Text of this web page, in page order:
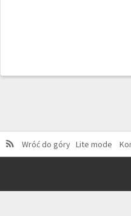
Wróć do góry Lite mode